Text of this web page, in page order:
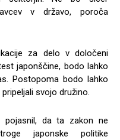
v državo, poroča
za delo v določeni
japonščine, bodo lahko
Postopoma bodo lahko
svojo družino.
pojasnil, da ta zakon ne
japonske politike